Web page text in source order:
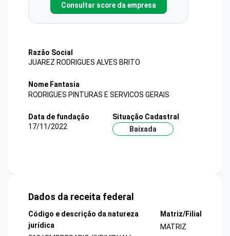
Consultar score da empresa
Razão Social
JUAREZ RODRIGUES ALVES BRITO
Nome Fantasia
RODRIGUES PINTURAS E SERVICOS GERAIS
Data de fundação
17/11/2022
Situação Cadastral
Baixada
Dados da receita federal
Código e descrição da natureza
jurídica
Matriz/Filial
MATRIZ